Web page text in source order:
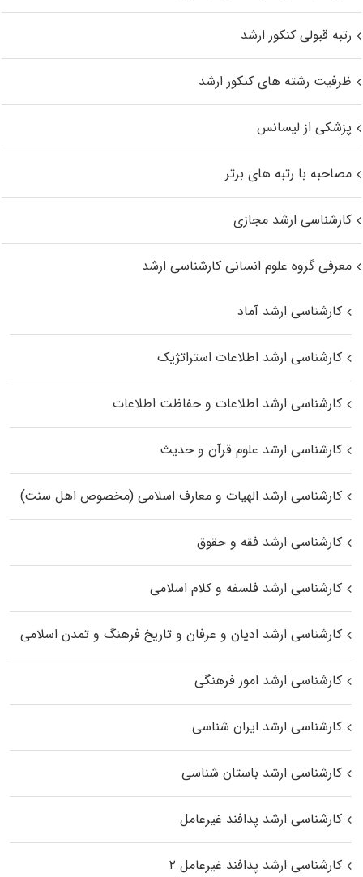
رتبه قبولی کنکور ارشد
ظرفیت رشته های کنکور ارشد
پزشکی از لیسانس
مصاحبه با رتبه های برتر
کارشناسی ارشد مجازی
معرفی گروه علوم انسانی کارشناسی ارشد
کارشناسی ارشد آماد
کارشناسی ارشد اطلاعات استراتژیک
کارشناسی ارشد اطلاعات و حفاظت اطلاعات
کارشناسی ارشد علوم قرآن و حدیث
کارشناسی ارشد الهیات و معارف اسلامی (مخصوص اهل سنت)
کارشناسی ارشد فقه و حقوق
کارشناسی ارشد فلسفه و کلام اسلامی
کارشناسی ارشد ادیان و عرفان و تاریخ فرهنگ و تمدن اسلامی
کارشناسی ارشد امور فرهنگی
کارشناسی ارشد ایران شناسی
کارشناسی ارشد باستان شناسی
کارشناسی ارشد پدافند غیرعامل
کارشناسی ارشد پدافند غیرعامل ۲